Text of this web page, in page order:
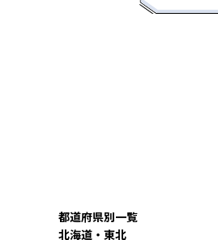
都道府県別一覧
北海道・東北